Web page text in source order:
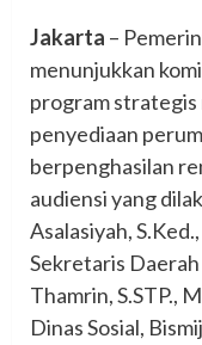
Jakarta –
menunjukkan
program strategis
penyediaan
berpenghasilan
audiensi yang
Asalasiyah,
Sekretaris
Thamrin, S.STP.,
Dinas Sosial,